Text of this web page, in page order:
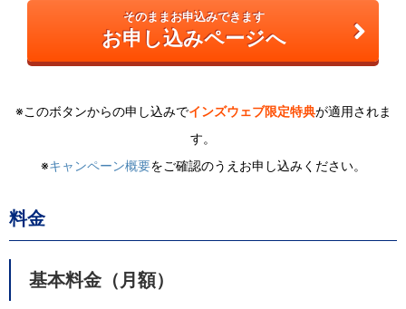
そのままお申込みできます
お申し込みページへ
※このボタンからの申し込みでインズウェブ限定特典が適用されま
す。
※キャンペーン概要をご確認のうえお申し込みください。
料金
基本料金（月額）